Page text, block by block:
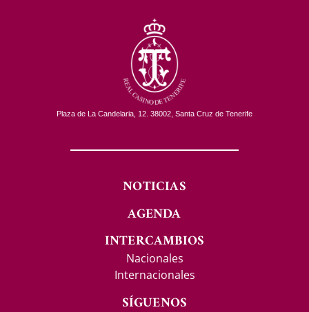
Plaza de La Candelaria, 12. 38002, Santa Cruz de Tenerife
NOTICIAS
AGENDA
INTERCAMBIOS
Nacionales
Internacionales
SÍGUENOS